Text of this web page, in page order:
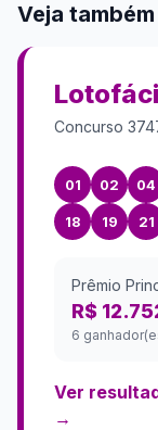
Veja também
Concurso
01 02 04
18 19 21
Prêmio
R$
6
Ver
→